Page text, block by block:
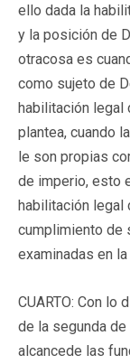
ello dada la
y la posición de
otracosa es
como sujeto de
habilitación legal
plantea, cuando
le son propias
de imperio, esto
habilitación legal
cumplimiento de
examinadas en
CUARTO: Con lo
de la segunda
alcancede las